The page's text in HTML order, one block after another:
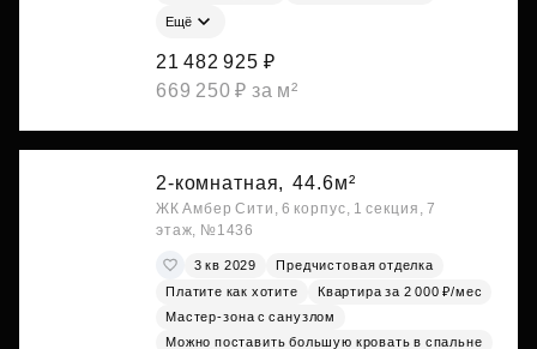
Ещё
21 482 925 ₽
669 250 ₽ за м²
2-комнатная, 44.6м²
ЖК Амбер Сити, 6 корпус, 1 секция, 7
этаж, №1436
3 кв 2029
Предчистовая отделка
Платите как хотите
Квартира за 2 000 ₽/мес
Мастер-зона с санузлом
Можно поставить большую кровать в спальне